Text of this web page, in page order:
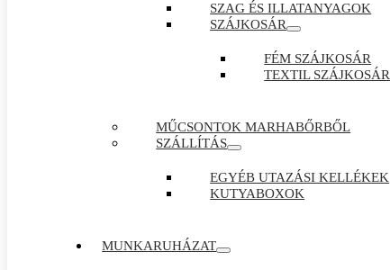
SZAG ÉS ILLATANYAGOK
SZÁJKOSÁR
FÉM SZÁJKOSÁR
TEXTIL SZÁJKOSÁR
MŰCSONTOK MARHABŐRBŐL
SZÁLLÍTÁS
EGYÉB UTAZÁSI KELLÉKEK
KUTYABOXOK
MUNKARUHÁZAT